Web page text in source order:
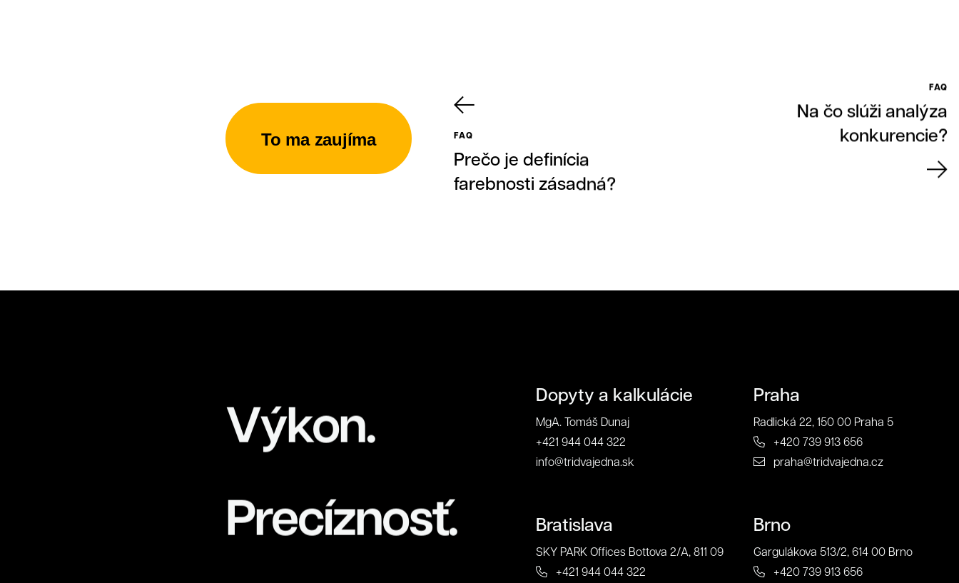
O nás
Kontakt
To ma zaujíma FAQ
Prečo je definícia
farebnosti zásadná?
FAQ
Na čo slúži analýza
konkurencie?
Súhlas so spracovaním osobných údajov spoločnosťou 321 CREATIVE CREW s.
Výkon.
Precíznosť.
Dopyty a kalkulácie
MgA. Tomáš Dunaj
+421 944 044 322
info@tridvajedna.sk
Bratislava
SKY PARK Offices Bottova 2/A, 811 09
+421 944 044 322
Praha
Radlická 22, 150 00 Praha 5
+420 739 913 656
praha@tridvajedna.cz
Brno
Gargulákova 513/2, 614 00 Brno
+420 739 913 656